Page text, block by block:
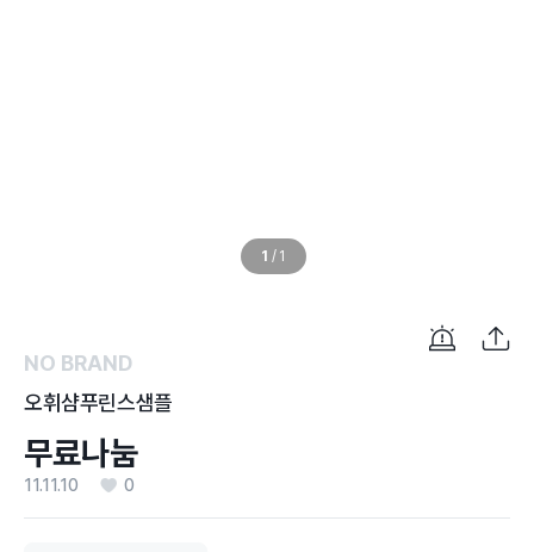
1 / 1
NO BRAND
오휘샴푸린스샘플
무료나눔
11.11.10 0